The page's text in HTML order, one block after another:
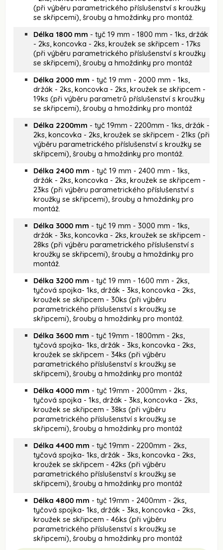
(při výběru parametrického příslušenství s kroužky
se skřipcemi), šrouby a hmoždinky pro montáž.
Délka 1800 mm - tyč 19 mm - 1800 mm - 1ks, držák
- 2ks, koncovka - 2ks, kroužek se skřipcem - 17ks
(při výběru parametrického příslušenství s kroužky
se skřipcemi), šrouby a hmoždinky pro montáž
Délka 2000 mm - tyč 19 mm - 2000 mm - 1ks,
držák - 2ks, koncovka - 2ks, kroužek se skřipcem -
19ks (při výběru parametrů příslušenství s kroužky
se skřipcemi), šrouby a hmoždinky pro montáž
Délka 2200mm - tyč 19mm - 2200mm - 1ks, držák -
2ks, koncovka - 2ks, kroužek se skřipcem - 21ks (při
výběru parametrického příslušenství s kroužky se
skřipcemi), šrouby a hmoždinky pro montáž.
Délka 2400 mm - tyč 19 mm - 2400 mm - 1ks,
držák - 2ks, koncovka - 2ks, kroužek se skřipcem -
23ks (při výběru parametrického příslušenství s
kroužky se skřipcemi), šrouby a hmoždinky pro
montáž.
Délka 3000 mm - tyč 19 mm - 3000 mm - 1ks,
držák - 3ks, koncovka - 2ks, kroužek se skřipcem -
28ks (při výběru parametrického příslušenství s
kroužky se skřipcemi), šrouby a hmoždinky pro
montáž.
Délka 3200 mm - tyč 19 mm - 1600 mm - 2ks,
tyčová spojka- 1ks, držák - 3ks, koncovka - 2ks,
kroužek se skřipcem - 30ks (při výběru
parametrického příslušenství s kroužky se
skřipcemi), šrouby a hmoždinky pro montáž.
Délka 3600 mm - tyč 19mm - 1800mm - 2ks,
tyčová spojka- 1ks, držák - 3ks, koncovka - 2ks,
kroužek se skřipcem - 34ks (při výběru
parametrického příslušenství s kroužky se
skřipcemi), šrouby a hmoždinky pro montáž
Délka 4000 mm - tyč 19mm - 2000mm - 2ks,
tyčová spojka - 1ks, držák - 3ks, koncovka - 2ks,
kroužek se skřipcem - 38ks (při výběru
parametrického příslušenství s kroužky se
skřipcemi), šrouby a hmoždinky pro montáž
Délka 4400 mm - tyč 19mm - 2200mm - 2ks,
tyčová spojka- 1ks, držák - 3ks, koncovka - 2ks,
kroužek se skřipcem - 42ks (při výběru
parametrického příslušenství s kroužky se
skřipcemi), šrouby a hmoždinky pro montáž
Délka 4800 mm - tyč 19mm - 2400mm - 2ks,
tyčová spojka- 1ks, držák - 3ks, koncovka - 2ks,
kroužek se skřipcem - 46ks (při výběru
parametrického příslušenství s kroužky se
skřipcemi), šrouby a hmoždinky pro montáž